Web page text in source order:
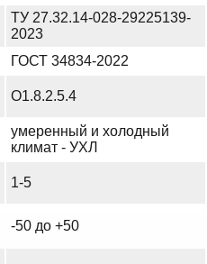
ТУ 27.32.14-028-29225139-
2023
ГОСТ 34834-2022
О1.8.2.5.4
умеренный и холодный
климат - УХЛ
1-5
-50 до +50